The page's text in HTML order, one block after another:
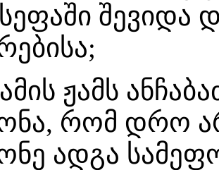
შევიდა
ჟამს
რომ დრო
ადგა